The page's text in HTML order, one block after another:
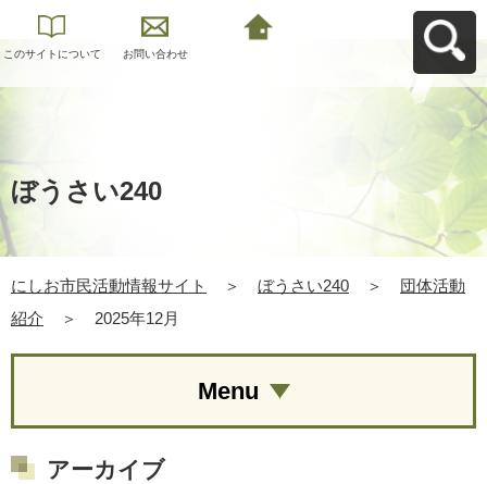
このサイトについて お問い合わせ
ぼうさい240
にしお市民活動情報サイト ＞ ぼうさい240 ＞
団体活動
紹介
＞ 2025年12月
Menu
アーカイブ